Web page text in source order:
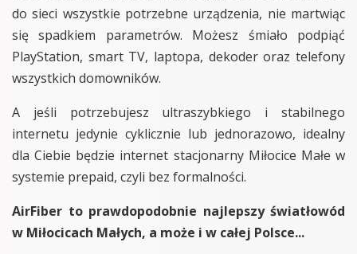
do sieci wszystkie potrzebne urządzenia, nie martwiąc
się spadkiem parametrów. Możesz śmiało podpiąć
PlayStation, smart TV, laptopa, dekoder oraz telefony
wszystkich domowników.
A jeśli potrzebujesz ultraszybkiego i stabilnego
internetu jedynie cyklicznie lub jednorazowo, idealny
dla Ciebie będzie internet stacjonarny Miłocice Małe w
systemie prepaid, czyli bez formalności.
AirFiber to prawdopodobnie najlepszy światłowód
w Miłocicach Małych, a może i w całej Polsce...